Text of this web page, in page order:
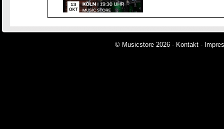
© Musicstore 2026 - Kontakt -